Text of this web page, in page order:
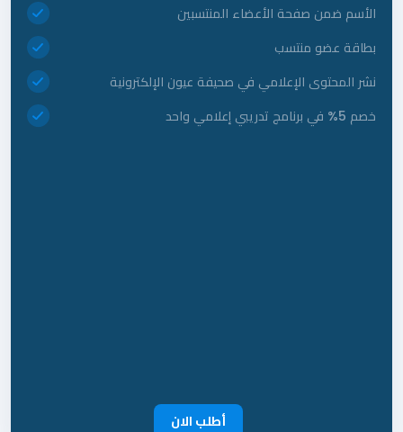
الأسم ضمن صفحة الأعضاء المنتسبين
بطاقة عضو منتسب
نشر المحتوى الإعلامي في صحيفة عيون الإلكترونية
خصم 5% في برنامج تدريبي إعلامي واحد
أطلب الان